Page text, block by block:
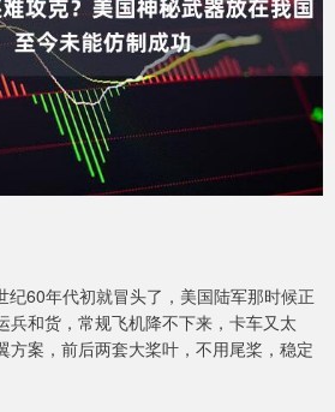
纪60年代初就冒头了，美国陆军那时候正
兵和货，常规飞机降不下来，卡车又太
方案，前后两套大桨叶，不用尾桨，稳定